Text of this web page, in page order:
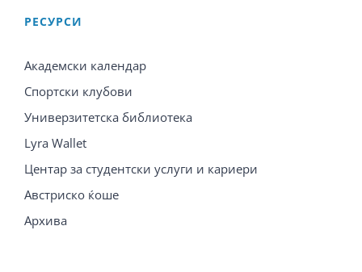
PЕСУРСИ
Академски календар
Спортски клубови
Универзитетска библиотека
Lyra Wallet
Центар за студентски услуги и кариери
Австриско ќоше
Архива